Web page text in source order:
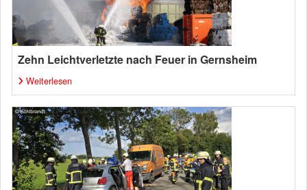
Zehn Leichtverletzte nach Feuer in Gernsheim
Weiterlesen